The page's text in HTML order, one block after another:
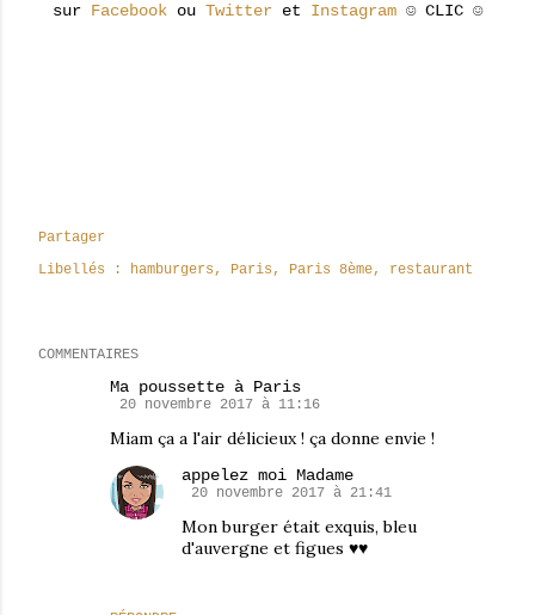
sur Facebook ou Twitter et Instagram ☺ CLIC ☺
Partager
Libellés :
hamburgers Paris Paris 8ème restaurant
COMMENTAIRES
Ma poussette à Paris
20 novembre 2017 à 11:16
Miam ça a l'air délicieux ! ça donne envie !
appelez moi Madame
20 novembre 2017 à 21:41
Mon burger était exquis, bleu
d'auvergne et figues ♥♥